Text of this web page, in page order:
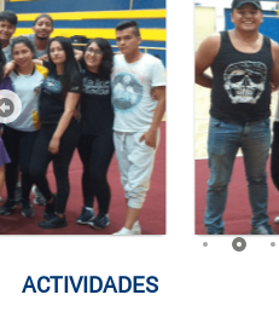
ACTIVIDADES